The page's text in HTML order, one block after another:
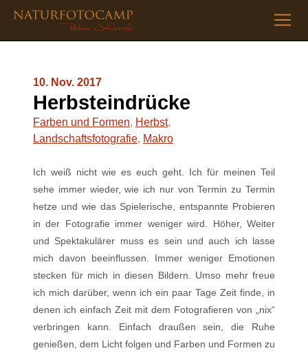
10. Nov. 2017
Herbsteindrücke
Farben und Formen, Herbst,
Landschaftsfotografie, Makro
Ich weiß nicht wie es euch geht. Ich für meinen Teil
sehe immer wieder, wie ich nur von Termin zu Termin
hetze und wie das Spielerische, entspannte Probieren
in der Fotografie immer weniger wird. Höher, Weiter
und Spektakulärer muss es sein und auch ich lasse
mich davon beeinflussen. Immer weniger Emotionen
stecken für mich in diesen Bildern. Umso mehr freue
ich mich darüber, wenn ich ein paar Tage Zeit finde, in
denen ich einfach Zeit mit dem Fotografieren von „nix“
verbringen kann. Einfach draußen sein, die Ruhe
genießen, dem Licht folgen und Farben und Formen zu